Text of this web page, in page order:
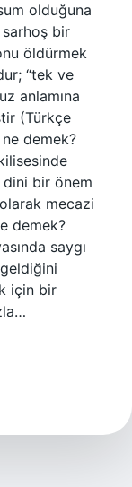
olduğuna
sarhoş bir
öldürmek
“tek ve
anlamına
(Türkçe
ne demek?
dini bir önem
mecazi
demek?
saygı
için bir